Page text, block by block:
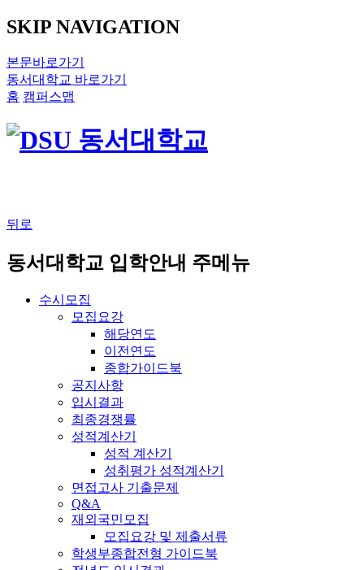
SKIP NAVIGATION
본문바로가기
동서대학교 바로가기
홈 캠퍼스맵
뒤로
동서대학교 입학안내 주메뉴
수시모집
모집요강
해당연도
이전연도
종합가이드북
공지사항
입시결과
최종경쟁률
성적계산기
성적 계산기
성취평가 성적계산기
면접고사 기출문제
Q&A
재외국민모집
모집요강 및 제출서류
학생부종합전형 가이드북